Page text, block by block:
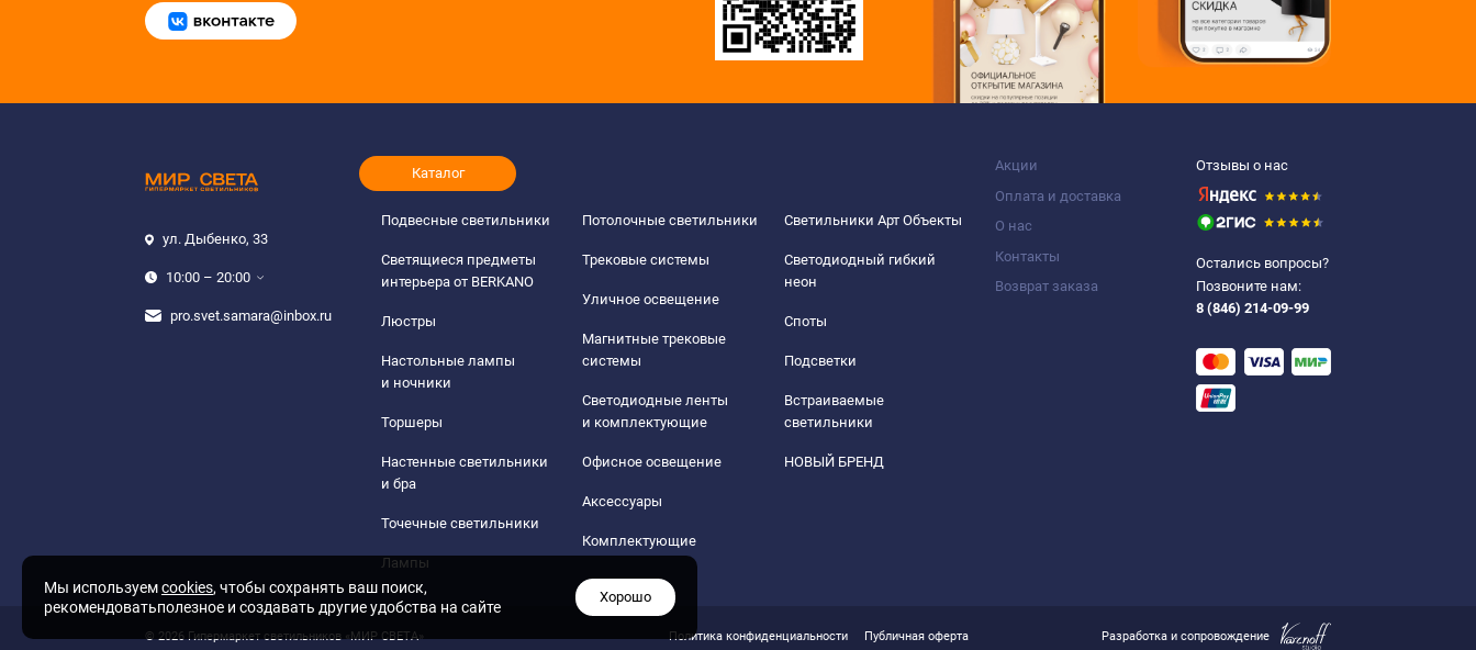
ул. Дыбенко, 33
10:00 – 20:00
pro.svet.samara@inbox.ru
Акции
Оплата и доставка
О нас
Контакты
Возврат заказа
Каталог
Подвесные светильники
Светящиеся предметы
интерьера от BERKANO
Люстры
Настольные лампы
и ночники
Торшеры
Настенные светильники
и бра
Точечные светильники
Лампы
Потолочные светильники
Трековые системы
Уличное освещение
Магнитные трековые
системы
Светодиодные ленты
и комплектующие
Офисное освещение
Аксессуары
Комплектующие
Светильники Арт Объекты
Светодиодный гибкий
неон
Споты
Подсветки
Встраиваемые
светильники
НОВЫЙ БРЕНД
Отзывы о нас
Остались вопросы?
Позвоните нам:
8 (846) 214-09-99
© 2026 Гипермаркет светильников «МИР СВЕТА» Политика конфиденциальности Публичная оферта Разработка и сопровождение
Мы используемcookies, чтобы сохранять ваш поиск,
рекомендоватьполезное и создавать другие удобства на сайте
Хорошо